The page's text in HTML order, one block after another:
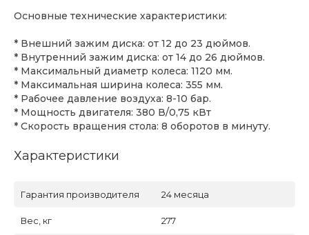
Основные технические характеристики:
* Внешний зажим диска: от 12 до 23 дюймов.
* Внутренний зажим диска: от 14 до 26 дюймов.
* Максимальный диаметр колеса: 1120 мм.
* Максимальная ширина колеса: 355 мм.
* Рабочее давление воздуха: 8-10 бар.
* Мощность двигателя: 380 В/0,75 кВт
* Скорость вращения стола: 8 оборотов в минуту.
Характеристики
Гарантия производителя 24 месяца
Вес, кг 277